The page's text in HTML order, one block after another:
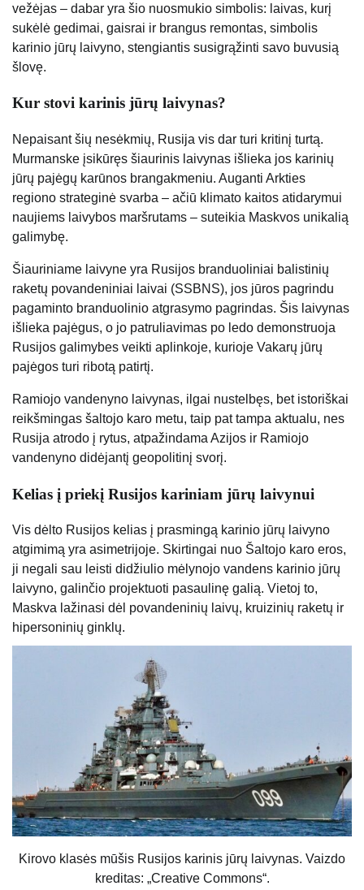
vežėjas – dabar yra šio nuosmukio simbolis: laivas, kurį
sukėlė gedimai, gaisrai ir brangus remontas, simbolis
karinio jūrų laivyno, stengiantis susigrąžinti savo buvusią
šlovę.
Kur stovi karinis jūrų laivynas?
Nepaisant šių nesėkmių, Rusija vis dar turi kritinį turtą.
Murmanske įsikūręs šiaurinis laivynas išlieka jos karinių
jūrų pajėgų karūnos brangakmeniu. Auganti Arkties
regiono strateginė svarba – ačiū klimato kaitos atidarymui
naujiems laivybos maršrutams – suteikia Maskvos unikalią
galimybę.
Šiauriniame laivyne yra Rusijos branduoliniai balistinių
raketų povandeniniai laivai (SSBNS), jos jūros pagrindu
pagaminto branduolinio atgrasymo pagrindas. Šis laivynas
išlieka pajėgus, o jo patruliavimas po ledo demonstruoja
Rusijos galimybes veikti aplinkoje, kurioje Vakarų jūrų
pajėgos turi ribotą patirtį.
Ramiojo vandenyno laivynas, ilgai nustelbęs, bet istoriškai
reikšmingas šaltojo karo metu, taip pat tampa aktualu, nes
Rusija atrodo į rytus, atpažindama Azijos ir Ramiojo
vandenyno didėjantį geopolitinį svorį.
Kelias į priekį Rusijos kariniam jūrų laivynui
Vis dėlto Rusijos kelias į prasmingą karinio jūrų laivyno
atgimimą yra asimetrijoje. Skirtingai nuo Šaltojo karo eros,
ji negali sau leisti didžiulio mėlynojo vandens karinio jūrų
laivyno, galinčio projektuoti pasaulinę galią. Vietoj to,
Maskva lažinasi dėl povandeninių laivų, kruizinių raketų ir
hipersoninių ginklų.
Kirovo klasės mūšis Rusijos karinis jūrų laivynas. Vaizdo
kreditas: „Creative Commons“.